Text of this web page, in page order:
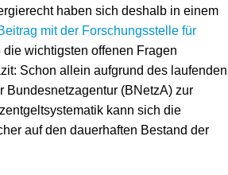
haben sich deshalb in einem
mit der Forschungsstelle für
die wichtigsten offenen Fragen
Schon allein aufgrund des laufenden
Bundesnetzagentur (BNetzA) zur
kann sich die
auf den dauerhaften Bestand der